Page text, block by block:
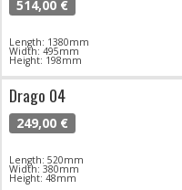
514,00 €
Length: 1380mm
Width: 495mm
Height: 198mm
Drago 04
249,00 €
Length: 520mm
Width: 380mm
Height: 48mm